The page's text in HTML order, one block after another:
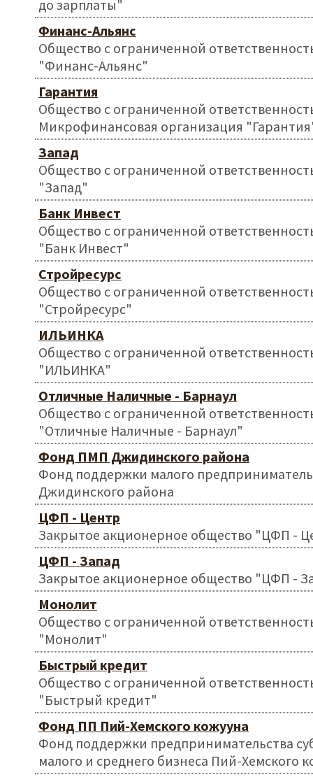
до зарплаты"
Финанс-Альянс
Общество с ограниченной
"Финанс-Альянс"
Гарантия
Общество с ограниченной
Микрофинансовая организация
Запад
Общество с ограниченной
"Запад"
Банк Инвест
Общество с ограниченной
"Банк Инвест"
Стройресурс
Общество с ограниченной
"Стройресурс"
ИЛЬИНКА
Общество с ограниченной
"ИЛЬИНКА"
Отличные Наличные - Барнаул
Общество с ограниченной
"Отличные Наличные - Барнаул"
Фонд ПМП Джидинского района
Фонд поддержки малого
Джидинского района
ЦФП - Центр
Закрытое акционерное общество "ЦФП -
ЦФП - Запад
Закрытое акционерное общество "ЦФП -
Монолит
Общество с ограниченной
"Монолит"
Быстрый кредит
Общество с ограниченной
"Быстрый кредит"
Фонд ПП Пий-Хемского кожууна
Фонд поддержки предпринимательства
малого и среднего бизнеса Пий-Хемского